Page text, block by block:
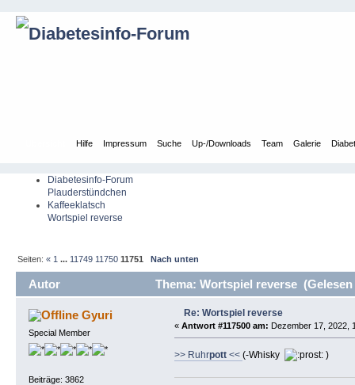
Hilfe Impressum Suche Up-/Downloads Team Galerie
Diabetesinfo-Forum
Plauderstündchen
Kaffeeklatsch
Wortspiel reverse
Seiten:« 1 ... 11749 11750 11751 Nach unten
Autor Thema: Wortspiel reverse (Gelesen
Gyuri
Special Member
Beiträge: 3862
Re: Wortspiel reverse
« Antwort #117500 am: Dezember 17, 2022,
>> Ruhrpott<< (-Whisky )